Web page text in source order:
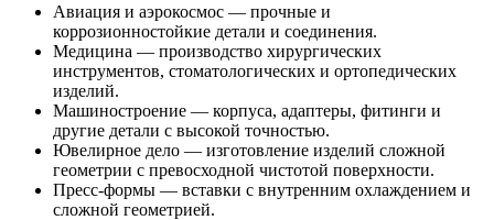
Авиация и аэрокосмос — прочные и
коррозионностойкие детали и соединения.
Медицина — производство хирургических
инструментов, стоматологических и ортопедических
изделий.
Машиностроение — корпуса, адаптеры, фитинги и
другие детали с высокой точностью.
Ювелирное дело — изготовление изделий сложной
геометрии с превосходной чистотой поверхности.
Пресс-формы — вставки с внутренним охлаждением и
сложной геометрией.